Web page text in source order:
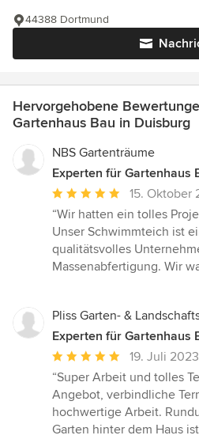
44388 Dortmund
Hervorgehobene
Gartenhaus Bau in Duisburg
NBS Gartenträume
Experten für Gartenhaus
Durchschnittliche
Bewertung:
5
von
5
15. Oktober
“Wir hatten ein tolles
Unser Schwimmteich ist
qualitätsvolles
Massenabfertigung. Wir
Pliss Garten- &
Experten für Gartenhaus
Durchschnittliche
Bewertung:
5
von
5
19. Juli 2023
“Super Arbeit und tolles
Angebot, verbindliche
hochwertige Arbeit.
Garten hinter dem Haus